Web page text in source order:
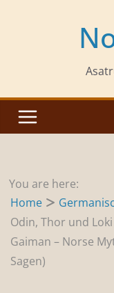
You are here:
Home
Odin, Thor und
Gaiman – Norse
Sagen)